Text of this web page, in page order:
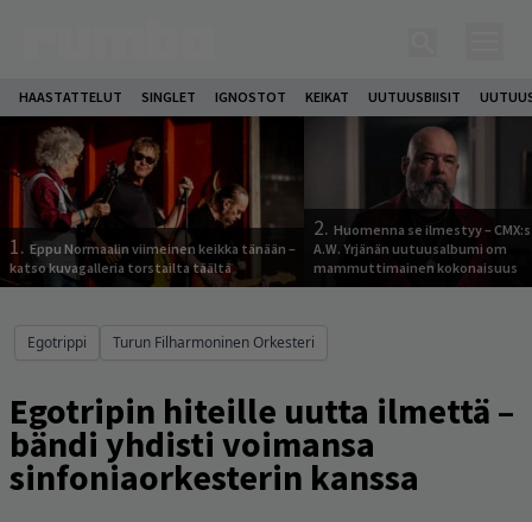
HAASTATTELUT SINGLET IGNOSTOT KEIKAT UUTUUSBIISIT
1. Eppu Normaalin viimeinen keikka tänään –
katso kuvagalleria torstailta täältä
2. Huomenna se ilmestyy –
A.W. Yrjänän uutuusalbumi om
mammuttimainen kokonaisuus
Egotrippi Turun Filharmoninen Orkesteri
Egotripin hiteille uutta ilmettä –
bändi yhdisti voimansa
sinfoniaorkesterin kanssa